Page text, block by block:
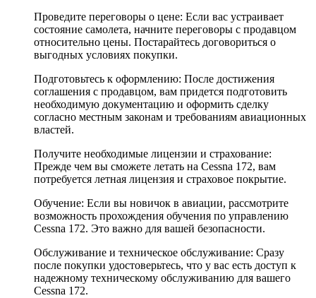
Проведите переговоры о цене: Если вас устраивает
состояние самолета, начните переговоры с продавцом
относительно цены. Постарайтесь договориться о
выгодных условиях покупки.
Подготовьтесь к оформлению: После достижения
соглашения с продавцом, вам придется подготовить
необходимую документацию и оформить сделку
согласно местным законам и требованиям авиационных
властей.
Получите необходимые лицензии и страхование:
Прежде чем вы сможете летать на Cessna 172, вам
потребуется летная лицензия и страховое покрытие.
Обучение: Если вы новичок в авиации, рассмотрите
возможность прохождения обучения по управлению
Cessna 172. Это важно для вашей безопасности.
Обслуживание и техническое обслуживание: Сразу
после покупки удостоверьтесь, что у вас есть доступ к
надежному техническому обслуживанию для вашего
Cessna 172.